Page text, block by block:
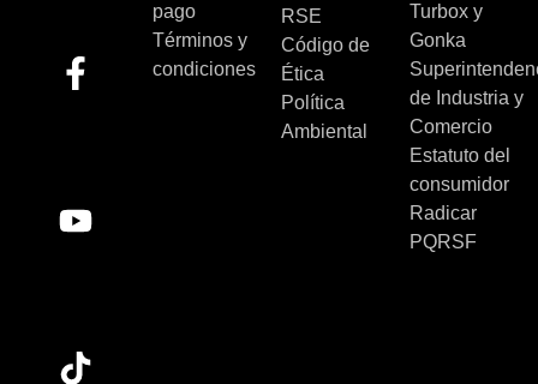
pago
Términos y
condiciones
RSE
Código de
Ética
Política
Ambiental
Turbox y
Gonka
de Industria y
Comercio
Estatuto del
consumidor
Radicar
PQRSF